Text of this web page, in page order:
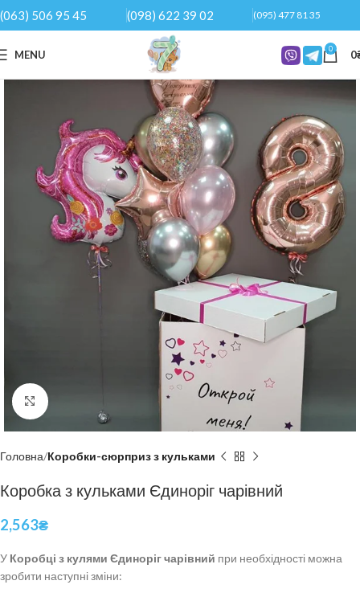
(063) 506 95 45 (098) 622 39 02 (095) 477 81 35
MENU 0 0
Click to enlarge
Головна Коробки-сюрприз з кульками
Коробка з кульками Єдиноріг чарівний
2,563₴
У Коробці з кулями Єдиноріг чарівний при необхідності можна
зробити наступні зміни: